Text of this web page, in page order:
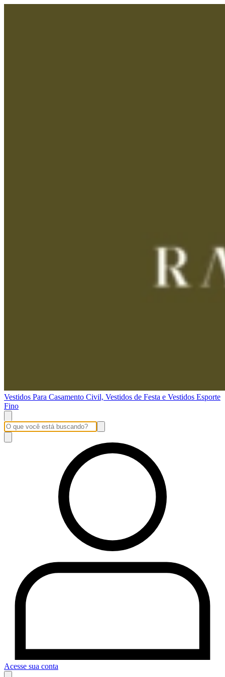
Vestidos Para Casamento Civil, Vestidos de Festa e Vestidos Esporte
Fino
Acesse sua conta